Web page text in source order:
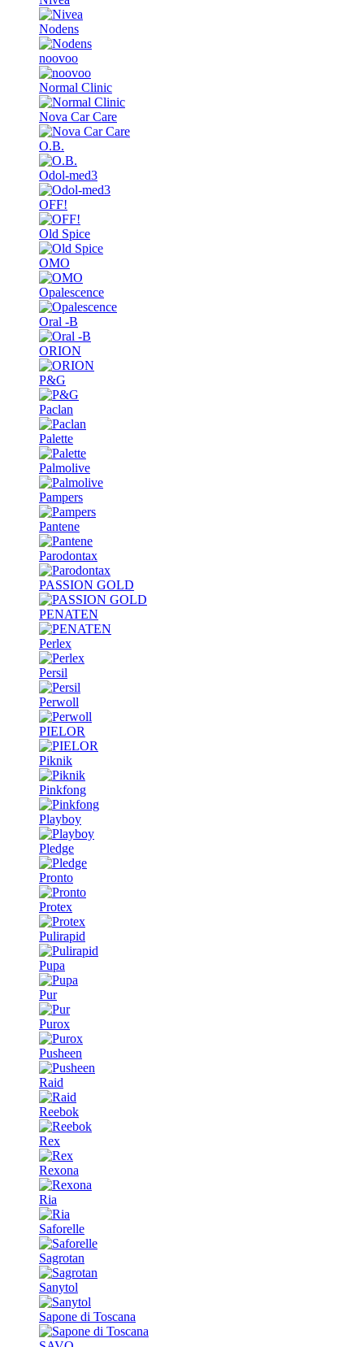
Nodens
noovoo
Normal Clinic
Nova Car Care
O.B.
Odol-med3
OFF!
Old Spice
OMO
Opalescence
Oral -B
ORION
P&G
Paclan
Palette
Palmolive
Pampers
Pantene
Parodontax
PASSION GOLD
PENATEN
Perlex
Persil
Perwoll
PIELOR
Piknik
Pinkfong
Playboy
Pledge
Pronto
Protex
Pulirapid
Pupa
Pur
Purox
Pusheen
Raid
Reebok
Rex
Rexona
Ria
Saforelle
Sagrotan
Sanytol
Sapone di Toscana